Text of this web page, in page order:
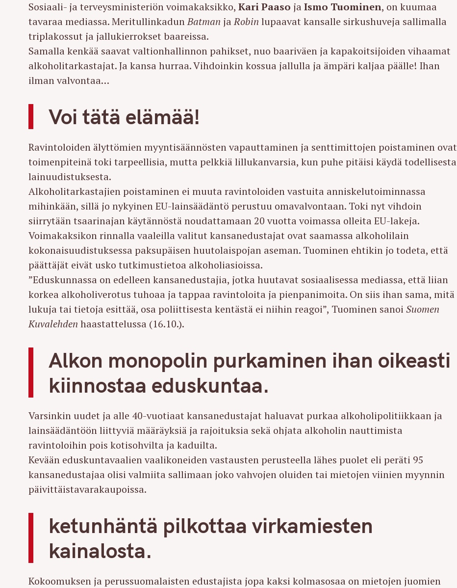
Sosiaali- ja terveysministeriön voimakaksikko,Kari Paaso jaIsmo Tuominen, on kuumaa
tavaraa mediassa. MeritullinkadunBatman jaRobin lupaavat kansalle sirkushuveja sallimalla
triplakossut ja jallukierrokset baareissa.
Samalla kenkää saavat valtionhallinnon pahikset, nuo baariväen ja kapakoitsijoiden vihaamat
alkoholitarkastajat. Ja kansa hurraa. Vihdoinkin kossua jallulla ja ämpäri kaljaa päälle! Ihan
ilman valvontaa…
Voi tätä elämää!
Ravintoloiden älyttömien myyntisäännösten vapauttaminen ja senttimittojen poistaminen ovat
toimenpiteinä toki tarpeellisia, mutta pelkkiä lillukanvarsia, kun puhe pitäisi käydä todellisesta
lainuudistuksesta.
Alkoholitarkastajien poistaminen ei muuta ravintoloiden vastuita anniskelutoiminnassa
mihinkään, sillä jo nykyinen EU-lainsäädäntö perustuu omavalvontaan. Toki nyt vihdoin
siirrytään tsaarinajan käytännöstä noudattamaan 20 vuotta voimassa olleita EU-lakeja.
Voimakaksikon rinnalla vaaleilla valitut kansanedustajat ovat saamassa alkoholilain
kokonaisuudistuksessa paksupäisen huutolaispojan aseman. Tuominen ehtikin jo todeta, että
päättäjät eivät usko tutkimustietoa alkoholiasioissa.
”Eduskunnassa on edelleen kansanedustajia, jotka huutavat sosiaalisessa mediassa, että liian
korkea alkoholiverotus tuhoaa ja tappaa ravintoloita ja pienpanimoita. On siis ihan sama, mitä
lukuja tai tietoja esittää, osa poliittisesta kentästä ei niihin reagoi”, Tuominen sanoiSuomen
Kuvalehden haastattelussa (16.10.).
Alkon monopolin purkaminen ihan oikeasti
kiinnostaa eduskuntaa.
Varsinkin uudet ja alle 40-vuotiaat kansanedustajat haluavat purkaa alkoholipolitiikkaan ja
lainsäädäntöön liittyviä määräyksiä ja rajoituksia sekä ohjata alkoholin nauttimista
ravintoloihin pois kotisohvilta ja kaduilta.
Kevään eduskuntavaalien vaalikoneiden vastausten perusteella lähes puolet eli peräti 95
kansanedustajaa olisi valmiita sallimaan joko vahvojen oluiden tai mietojen viinien myynnin
päivittäistavarakaupoissa.
ketunhäntä pilkottaa virkamiesten
kainalosta.
Kokoomuksen ja perussuomalaisten edustajista jopa kaksi kolmasosaa on mietojen juomien